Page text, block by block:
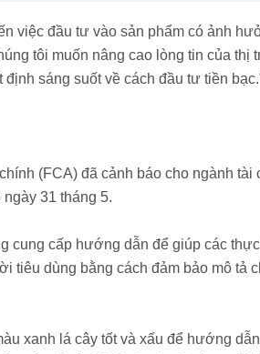
việc đầu tư vào sản phẩm có ảnh
tôi muốn nâng cao lòng tin của thị
sáng suốt về cách đầu tư tiền
(FCA) đã cảnh báo cho ngành
31 tháng 5.
cung cấp hướng dẫn để giúp các
tiêu dùng bằng cách đảm bảo mô tả
xanh lá cây tốt và xấu để hướng dẫn